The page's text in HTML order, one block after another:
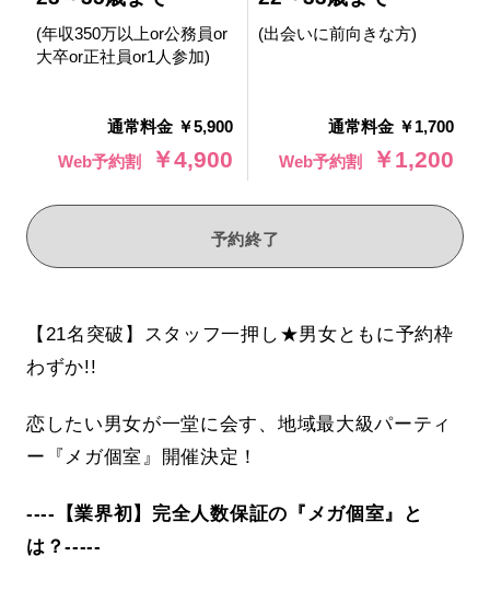
(年収350万以上or公務員or
大卒or正社員or1人参加)
通常料金 ￥5,900
Web予約割
￥4,900
(出会いに前向きな方)
通常料金 ￥1,700
Web予約割
￥1,200
予約終了
【21名突破】スタッフ一押し★男女ともに予約枠
わずか!!
恋したい男女が一堂に会す、地域最大級パーティ
ー『メガ個室』開催決定！
----【業界初】完全人数保証の『メガ個室』と
は？-----